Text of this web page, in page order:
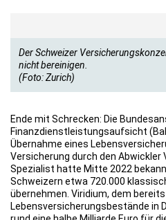
Der Schweizer
nicht bereinigen.
(Foto: Zurich)
Ende mit Schrecken: Die
Finanzdienstleistungsaufsicht
Übernahme eines
Versicherung durch den
Spezialist hatte Mitte 2022
Schweizern etwa 720.000
übernehmen. Viridium, dem
Lebensversicherungsbestände in